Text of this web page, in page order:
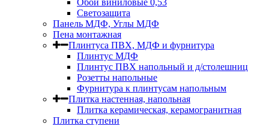
Обои виниловые 0,53
Светозащита
Панель МДФ, Углы МДФ
Пена монтажная
Плинтуса ПВХ, МДФ и фурнитура
Плинтус МДФ
Плинтус ПВХ напольный и д/столешниц
Розетты напольные
Фурнитура к плинтусам напольным
Плитка настенная, напольная
Плитка керамическая, керамогранитная
Плитка ступени